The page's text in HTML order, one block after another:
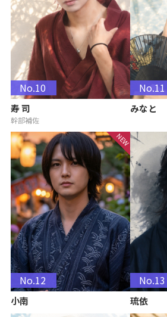
No.10
寿 司
幹部補佐
No.11
みなと
No.12
小南
No.13
琉依